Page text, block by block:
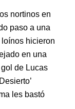
nortinos en
paso a una
hicieron
en una
de Lucas
les bastó